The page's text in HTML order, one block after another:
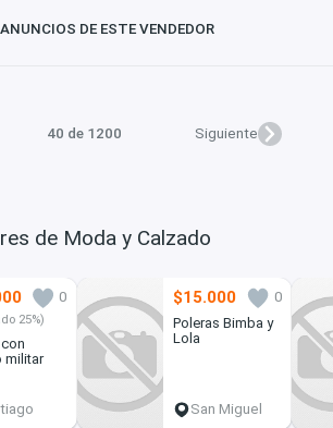
DE ESTE VENDEDOR
40 de 1200 Siguiente
de Moda y Calzado
0
25%)
militar
$15.000
0
Poleras Bimba y
Lola
San Miguel